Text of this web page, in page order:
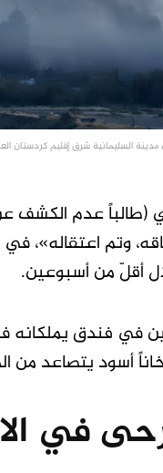
(طالباً عدم
وتم اعتقاله»،
أقلّ من أسبوعين.
في فندق يملكانه
أسود يتصاعد من
في